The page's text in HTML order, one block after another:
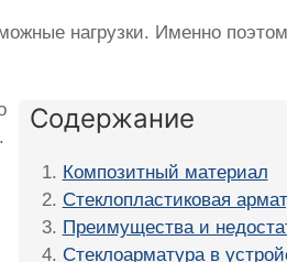
нагрузки. Именно
Содержание
Композитный материал
Стеклопластиковая
Преимущества и
Стеклоарматура в